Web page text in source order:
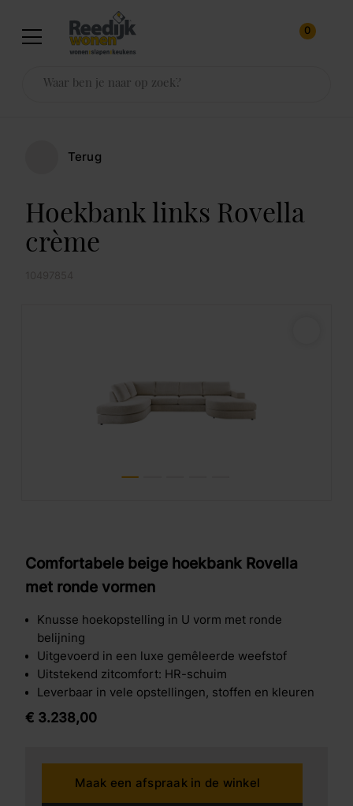
0
Terug
Hoekbank links Rovella
crème
Comfortabele beige hoekbank Rovella
met ronde vormen
Knusse hoekopstelling in U vorm met ronde
belijning
Uitgevoerd in een luxe gemêleerde weefstof
Uitstekend zitcomfort: HR-schuim
Leverbaar in vele opstellingen, stoffen en kleuren
Bijpassende lende- en sierkussens tegen meerprijs
€ 3.238,00
Maak een afspraak in de winkel